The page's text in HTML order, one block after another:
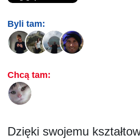
Byli tam:
Chcą tam:
Dzięki swojemu